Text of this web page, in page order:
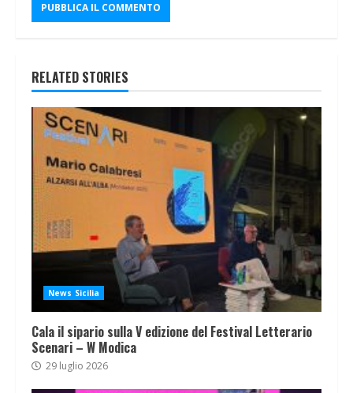
RELATED STORIES
News Sicilia
Cala il sipario sulla V edizione del Festival Letterario
Scenari – W Modica
29 luglio 2026